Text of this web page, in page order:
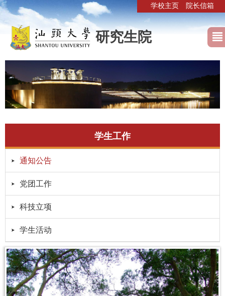
学校主页 院长信箱
研究生院
学生工作
通知公告
党团工作
科技立项
学生活动